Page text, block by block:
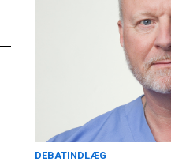
DEBATINDLÆG